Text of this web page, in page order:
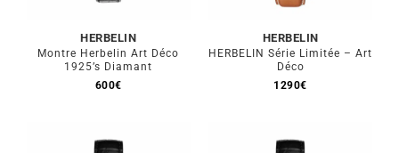
HERBELIN
Montre Herbelin Art Déco
1925’s Diamant
600€
HERBELIN
HERBELIN Série Limitée – Art
Déco
1290€